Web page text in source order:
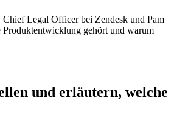
Legal Officer bei Zendesk und Pam
gehört und warum
und erläutern, welche